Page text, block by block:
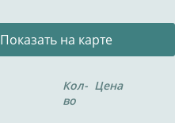
Показать на карте
Кол-
во
Цена